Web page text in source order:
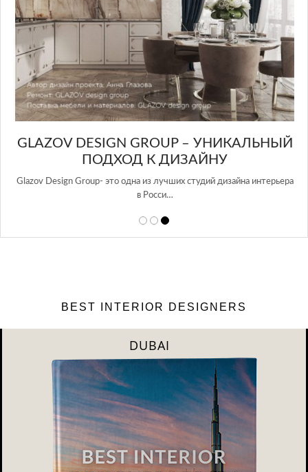
GLAZOV DESIGN GROUP – УНИКАЛЬНЫЙ
ПОДХОД К ДИЗАЙНУ
Glazov Design Group- это одна из лучших студий дизайна интерьера
в Росси…
BEST INTERIOR DESIGNERS
DUBAI